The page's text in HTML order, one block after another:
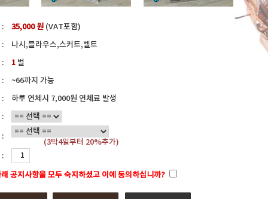
: 35,000 원 (VAT포함)
:
나시,블라우스,스커트,벨트
:
1 벌
:
~66까지 가능
:
하루 연체시 7,000원 연체료 발생
:
:
(3박4일부터 20%추가)
:
공지사항을 모두 숙지하셨고 이에 동의하십니까?